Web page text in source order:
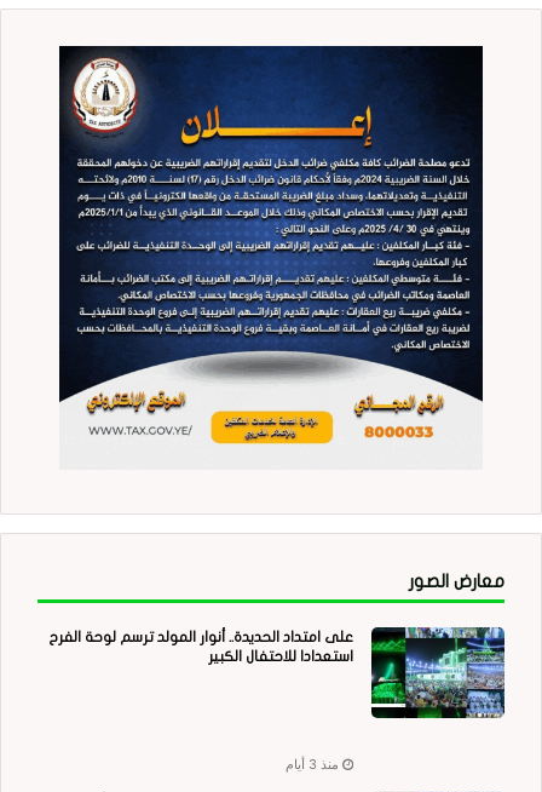
معارض الصور
على امتداد الحديدة.. أنوار المولد ترسم لوحة الفرح
استعدادا للاحتفال الكبير
منذ 3 أيام